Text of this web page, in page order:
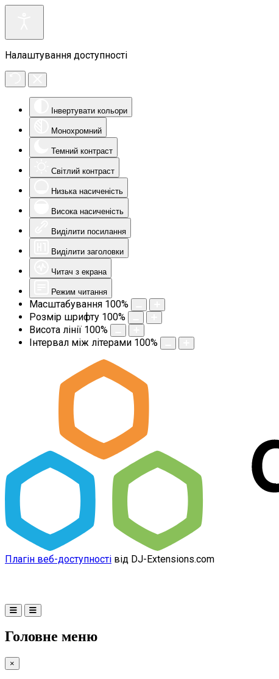
Налаштування доступності
Інвертувати кольори
Монохромний
Темний контраст
Світлий контраст
Низька насиченість
Висока насиченість
Виділити посилання
Виділити заголовки
Читач з екрана
Режим читання
Масштабування 100%
Розмір шрифту 100%
Висота лінії 100%
Інтервал між літерами 100%
Плагін веб-доступності від DJ-Extensions.com
Головне меню
×